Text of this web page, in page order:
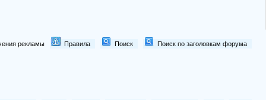
рекламы Правила Поиск Поиск по заголовкам форума